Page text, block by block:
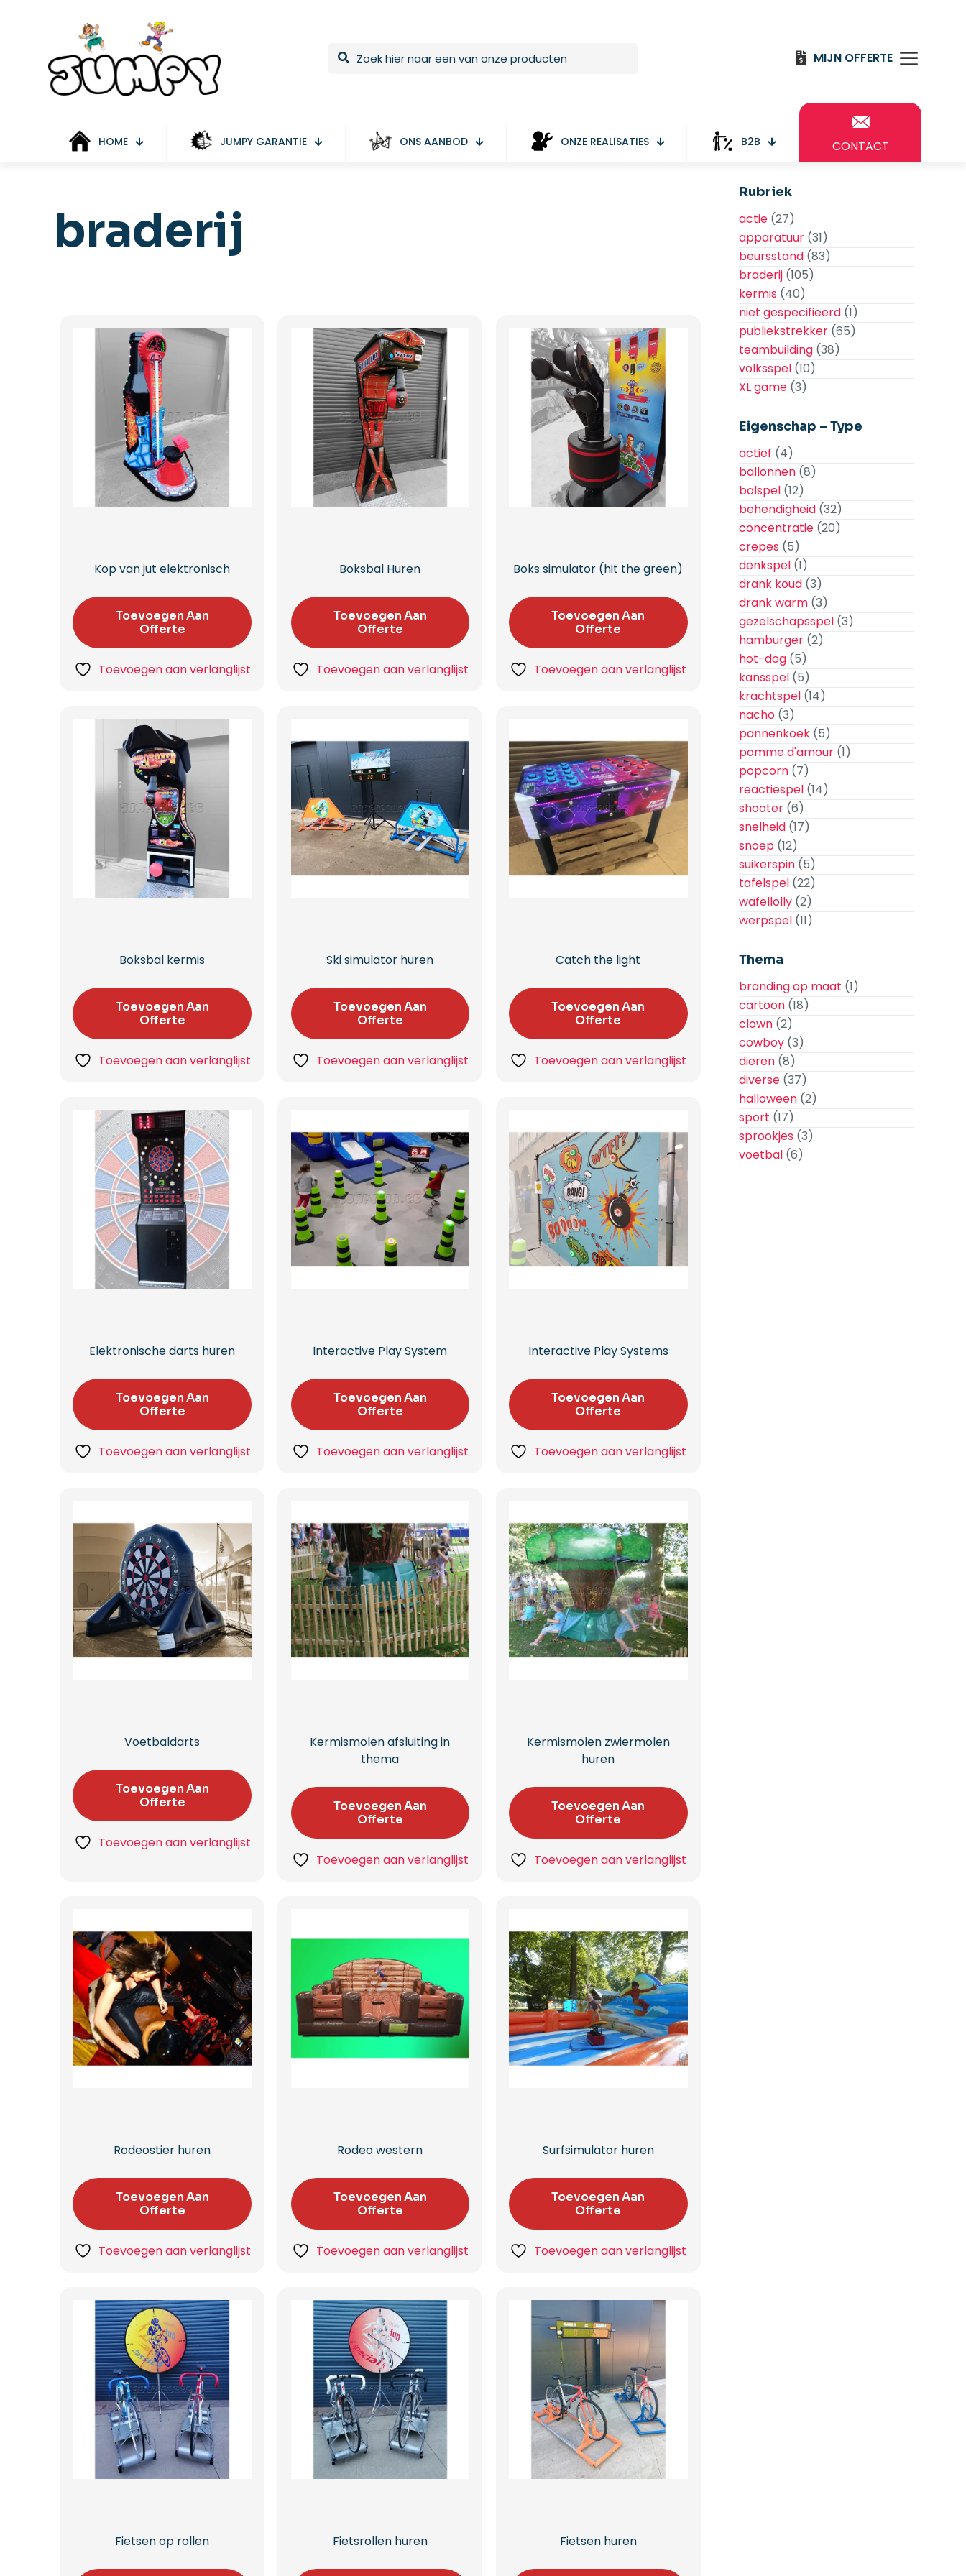
MIJN OFFERTE
HOME JUMPY GARANTIE ONS AANBOD ONZE REALISATIES B2B CONTACT
braderij
Kop van jut elektronisch
Toevoegen Aan
Offerte
Toevoegen aan verlanglijst
Boksbal Huren
Toevoegen Aan
Offerte
Toevoegen aan verlanglijst
Boks simulator (hit the green)
Toevoegen Aan
Offerte
Toevoegen aan verlanglijst
Boksbal kermis
Toevoegen Aan
Offerte
Toevoegen aan verlanglijst
Ski simulator huren
Toevoegen Aan
Offerte
Toevoegen aan verlanglijst
Catch the light
Toevoegen Aan
Offerte
Toevoegen aan verlanglijst
Elektronische darts huren
Toevoegen Aan
Offerte
Toevoegen aan verlanglijst
Interactive Play System
Toevoegen Aan
Offerte
Toevoegen aan verlanglijst
Interactive Play Systems
Toevoegen Aan
Offerte
Toevoegen aan verlanglijst
Voetbaldarts
Toevoegen Aan
Offerte
Toevoegen aan verlanglijst
Kermismolen afsluiting in
thema
Toevoegen Aan
Offerte
Toevoegen aan verlanglijst
Kermismolen zwiermolen
huren
Toevoegen Aan
Offerte
Toevoegen aan verlanglijst
Rodeostier huren
Toevoegen Aan
Offerte
Toevoegen aan verlanglijst
Rodeo western
Toevoegen Aan
Offerte
Toevoegen aan verlanglijst
Surfsimulator huren
Toevoegen Aan
Offerte
Toevoegen aan verlanglijst
Fietsen op rollen Fietsrollen huren Fietsen huren
Rubriek
actie (27)
apparatuur (31)
beursstand (83)
braderij (105)
kermis (40)
niet gespecifieerd (1)
publiekstrekker (65)
teambuilding (38)
volksspel (10)
XL game (3)
Eigenschap – Type
actief (4)
ballonnen (8)
balspel (12)
behendigheid (32)
concentratie (20)
crepes (5)
denkspel (1)
drank koud (3)
drank warm (3)
gezelschapsspel (3)
hamburger (2)
hot-dog (5)
kansspel (5)
krachtspel (14)
nacho (3)
pannenkoek (5)
pomme d'amour (1)
popcorn (7)
reactiespel (14)
shooter (6)
snelheid (17)
snoep (12)
suikerspin (5)
tafelspel (22)
wafellolly (2)
werpspel (11)
Thema
branding op maat (1)
cartoon (18)
clown (2)
cowboy (3)
dieren (8)
diverse (37)
halloween (2)
sport (17)
sprookjes (3)
voetbal (6)